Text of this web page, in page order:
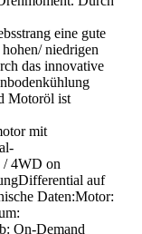
eine gute
niedrigen
das innovative
Motoröl ist
mit
/ 4WD on
auf
Daten:Motor:
On-Demand